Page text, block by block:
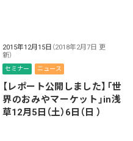
2015年12月15日 （2018年2月7日 更
新）
セミナー ニュース
【レポート公開しました】「世
界のおみやマーケット」in浅
草12月5日（土）6日（日 ）